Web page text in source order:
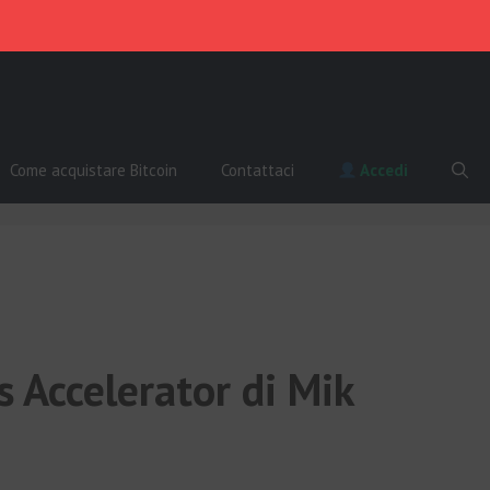
Come acquistare Bitcoin Contattaci Accedi
Accelerator di Mik